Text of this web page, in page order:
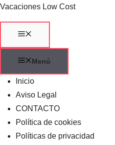
Saltar
al
contenido
Vacaciones Low Cost
Menú
Inicio
Aviso Legal
CONTACTO
Política de cookies
Políticas de privacidad